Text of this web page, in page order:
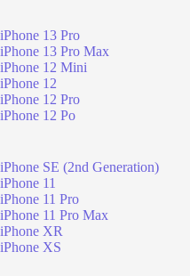
iPhone 13 Pro
iPhone 13 Pro Max
iPhone 12 Mini
iPhone 12
iPhone 12 Pro
iPhone 12 Po
iPhone SE (2nd Generation)
iPhone 11
iPhone 11 Pro
iPhone 11 Pro Max
iPhone XR
iPhone XS